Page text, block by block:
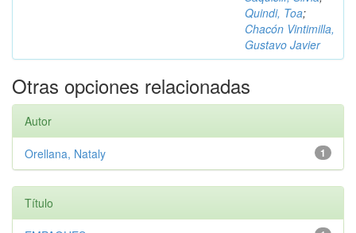
Quindi, Toa;
Chacón Vintimilla,
Gustavo Javier
Otras opciones relacionadas
Autor
1
Orellana, Nataly
Título